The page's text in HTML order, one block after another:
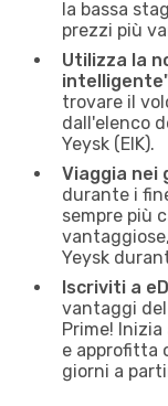
la bassa
prezzi più
Utilizza la
trovare il
dall'elenco
Yeysk (EIK).
Viaggia nei
durante i
sempre più
Yeysk
Iscriviti a
vantaggi
Prime!
e approfitta
giorni a